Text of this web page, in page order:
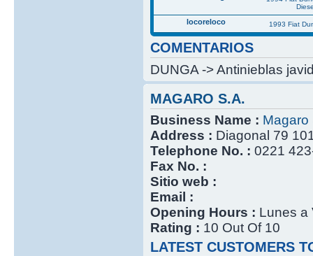
locoreloco 1993 Fiat
COMENTARIOS
DUNGA -> Antinieblas
MAGARO S.A.
Business Name : Magaro
Address : Diagonal 79
Telephone No. : 0221
Fax No. :
Sitio web :
Email :
Opening Hours : Lunes a
Rating : 10 Out Of 10
LATEST CUSTOMERS